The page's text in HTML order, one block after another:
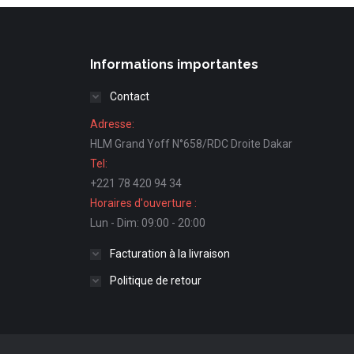
Informations importantes
Contact
Adresse:
HLM Grand Yoff N°658/RDC Droite Dakar
Tel:
+221 78 420 94 34
Horaires d'ouverture :
Lun - Dim: 09:00 - 20:00
Facturation à la livraison
Politique de retour